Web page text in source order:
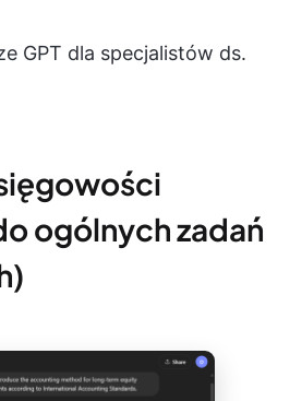
GPT dla specjalistów ds.
ogólnych zadań